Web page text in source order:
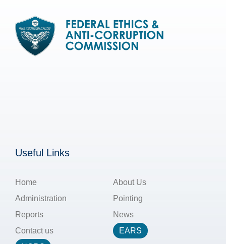
Useful Links
Home
About Us
Administration
Pointing
Reports
News
Contact us
EARS